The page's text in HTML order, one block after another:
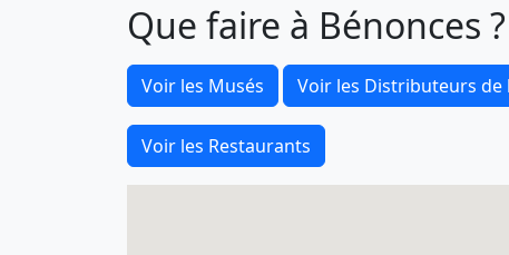
Que faire à Bénonces ?
Voir les Musés Voir les Distributeurs de
Voir les Restaurants